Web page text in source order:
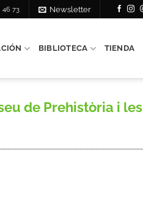
46 73 Newsletter
BIBLIOTECA TIENDA
de Prehistòria i les